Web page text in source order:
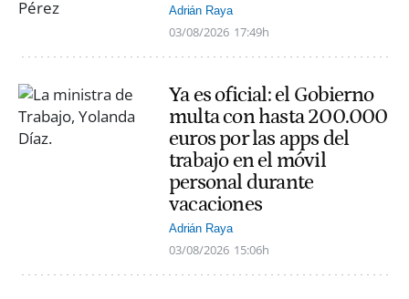
Adrián Raya
03/08/2026 17:49h
Ya es oficial: el Gobierno
multa con hasta 200.000
euros por las apps del
trabajo en el móvil
personal durante
vacaciones
Adrián Raya
03/08/2026 15:06h